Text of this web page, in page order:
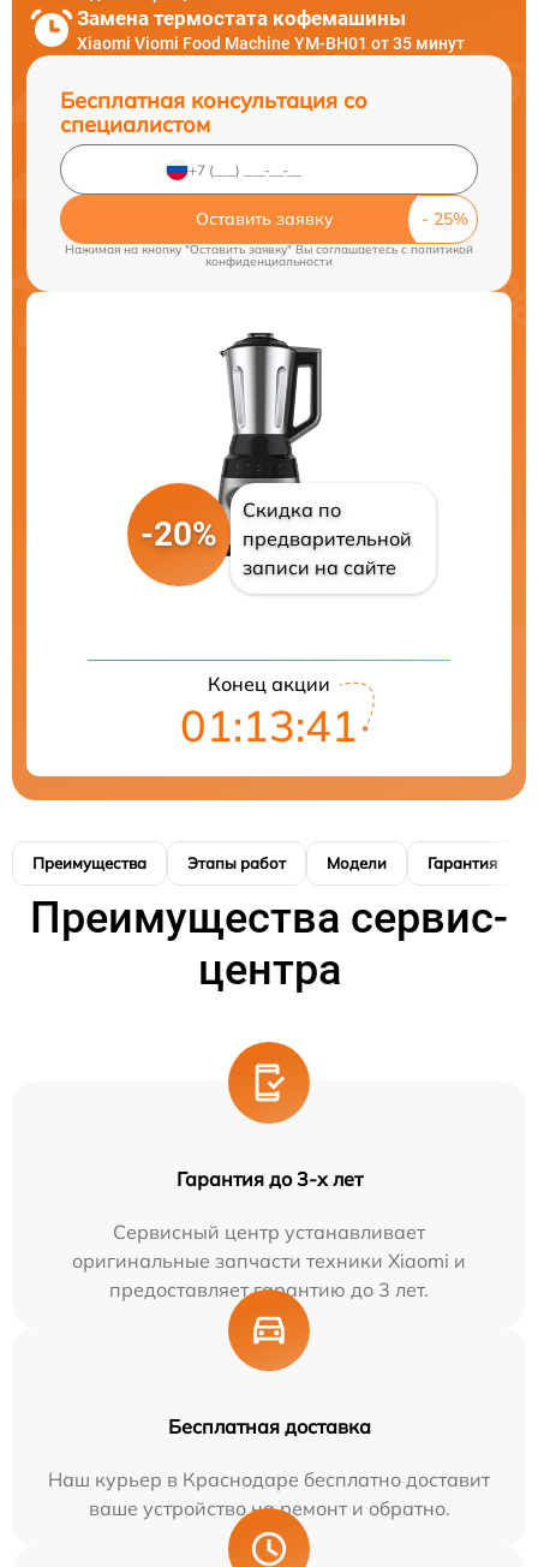
Замена термостата кофемашины
Xiaomi Viomi Food Machine YM-BH01 от 35 минут
Бесплатная консультация со
специалистом
Оставить заявку
Нажимая на кнопку "Оставить заявку" Вы соглашаетесь cполитикой
конфиденциальности
-20%
Скидка по
предварительной
записи на сайте
Конец акции
01:13:41
Преимущества Этапы работ Модели Гарантия
Преимущества сервис-
центра
Гарантия до 3-х лет
Сервисный центр устанавливает
оригинальные запчасти техники Xiaomi и
предоставляет гарантию до 3 лет.
Бесплатная доставка
Наш курьер в Краснодаре бесплатно доставит
ваше устройство на ремонт и обратно.